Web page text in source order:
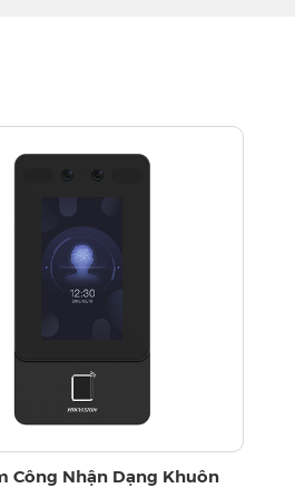
Công Nhận Dạng Khuôn